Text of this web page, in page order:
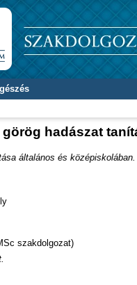
görög hadászat
általános és középiskolában.
szakdolgozat)